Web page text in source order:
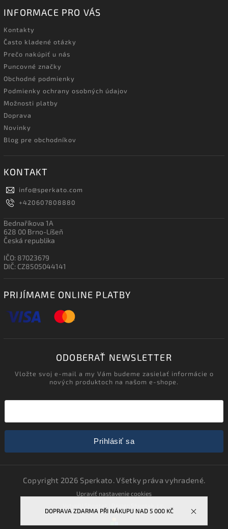
DOPRAVA ZDARMA PŘI NÁKUPU NAD 5 000 KČ
INFORMACE PRO VÁS
Kontakty
Často kladené otázky
Prečo nakúpiť u nás
Puncovné značky
Obchodné podmienky
Podmienky ochrany osobných údajov
Možnosti platby
Doprava
Novinky
Blog pre obchodníkov
KONTAKT
info@sperkato.com
+420607808880
Bednaříkova 1A
628 00 Brno-Líšeň
Česká republika
IČO: 87023679
DIČ: CZ8505044141
PRIJÍMAME ONLINE PLATBY
ODOBERAŤ NEWSLETTER
Vložte svoj e-mail a my Vám budeme zasielať informácie o
nových produktoch na našom e-shope.
Prihlásiť sa
Copyright 2026 Sperkato. Všetky práva vyhradené.
Upraviť nastavenie cookies